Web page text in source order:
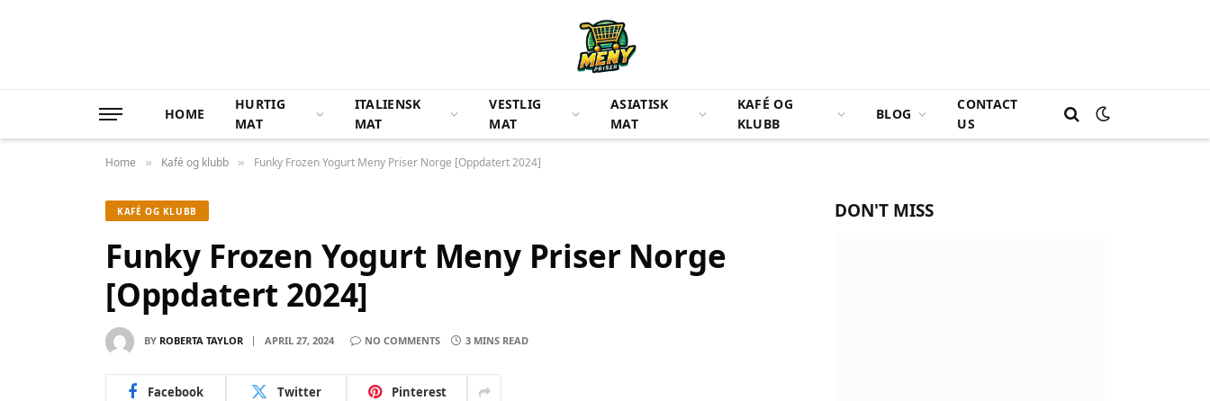
HOME
HURTIG
MAT
ITALIENSK
MAT
VESTLIG
MAT
ASIATISK
MAT
KAFÉ OG
KLUBB
BLOG
CONTACT
US
Home » Kafé og klubb » Funky Frozen Yogurt Meny Priser Norge [Oppdatert 2024]
KAFÉ OG KLUBB
Funky Frozen Yogurt Meny Priser Norge
[Oppdatert 2024]
BY ROBERTA TAYLOR APRIL 27, 2024 NO COMMENTS 3 MINS READ
Facebook Twitter Pinterest
DON'T MISS